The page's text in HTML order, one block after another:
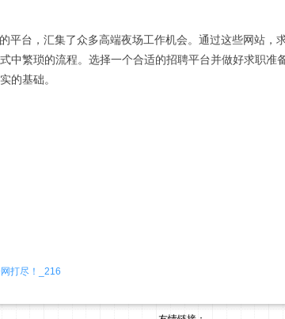
平台，汇集了众多高端夜场工作机会。通过这些网站，
中繁琐的流程。选择一个合适的招聘平台并做好求职准
的基础。
打尽！_216